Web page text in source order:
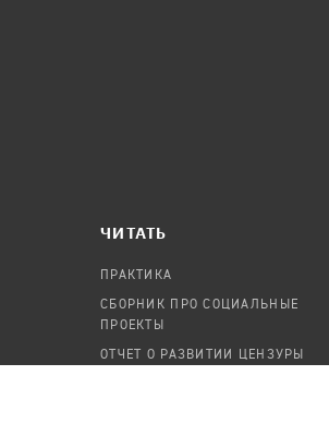
ЧИТАТЬ
ПРАКТИКА
СБОРНИК ПРО СОЦИАЛЬНЫЕ
ПРОЕКТЫ
ОТЧЕТ О РАЗВИТИИ ЦЕНЗУРЫ